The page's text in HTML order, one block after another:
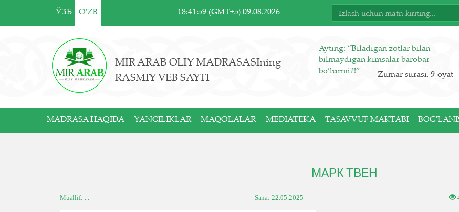
ЎЗБ O'ZB 18:41:59 (GMT+5) 09.08.2026
MIR ARAB OLIY MADRASASIning
RASMIY VEB SAYTI
Ayting: “Biladigan zotlar bilan
bilmaydigan kimsalar barobar
bo‘lurmi?!”
Zumar surasi, 9-oyat
MADRASA HAQIDA YANGILIKLAR MAQOLALAR MEDIATEKA TASAVVUF MAKTABI
МАРК ТВЕН
Muallif: . . Sana: 22.05.2025